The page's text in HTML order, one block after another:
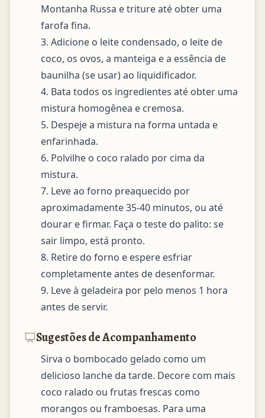
Montanha Russa e triture até obter uma
farofa fina.
3. Adicione o leite condensado, o leite de
coco, os ovos, a manteiga e a essência de
baunilha (se usar) ao liquidificador.
4. Bata todos os ingredientes até obter uma
mistura homogênea e cremosa.
5. Despeje a mistura na forma untada e
enfarinhada.
6. Polvilhe o coco ralado por cima da
mistura.
7. Leve ao forno preaquecido por
aproximadamente 35-40 minutos, ou até
dourar e firmar. Faça o teste do palito: se
sair limpo, está pronto.
8. Retire do forno e espere esfriar
completamente antes de desenformar.
9. Leve à geladeira por pelo menos 1 hora
antes de servir.
Sugestões de Acompanhamento
Sirva o bombocado gelado como um
delicioso lanche da tarde. Decore com mais
coco ralado ou frutas frescas como
morangos ou framboesas. Para uma